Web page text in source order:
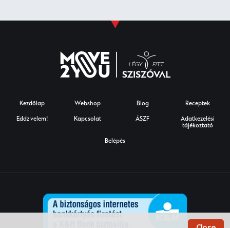
Kezdőlap Webshop Blog Receptek
Eddz velem! Kapcsolat ÁSZF
Adatkezelési
tájékoztató
Belépés